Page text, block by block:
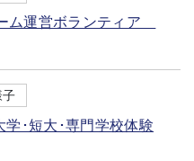
ム運営ボランティア
子
学･短大･専門学校体験